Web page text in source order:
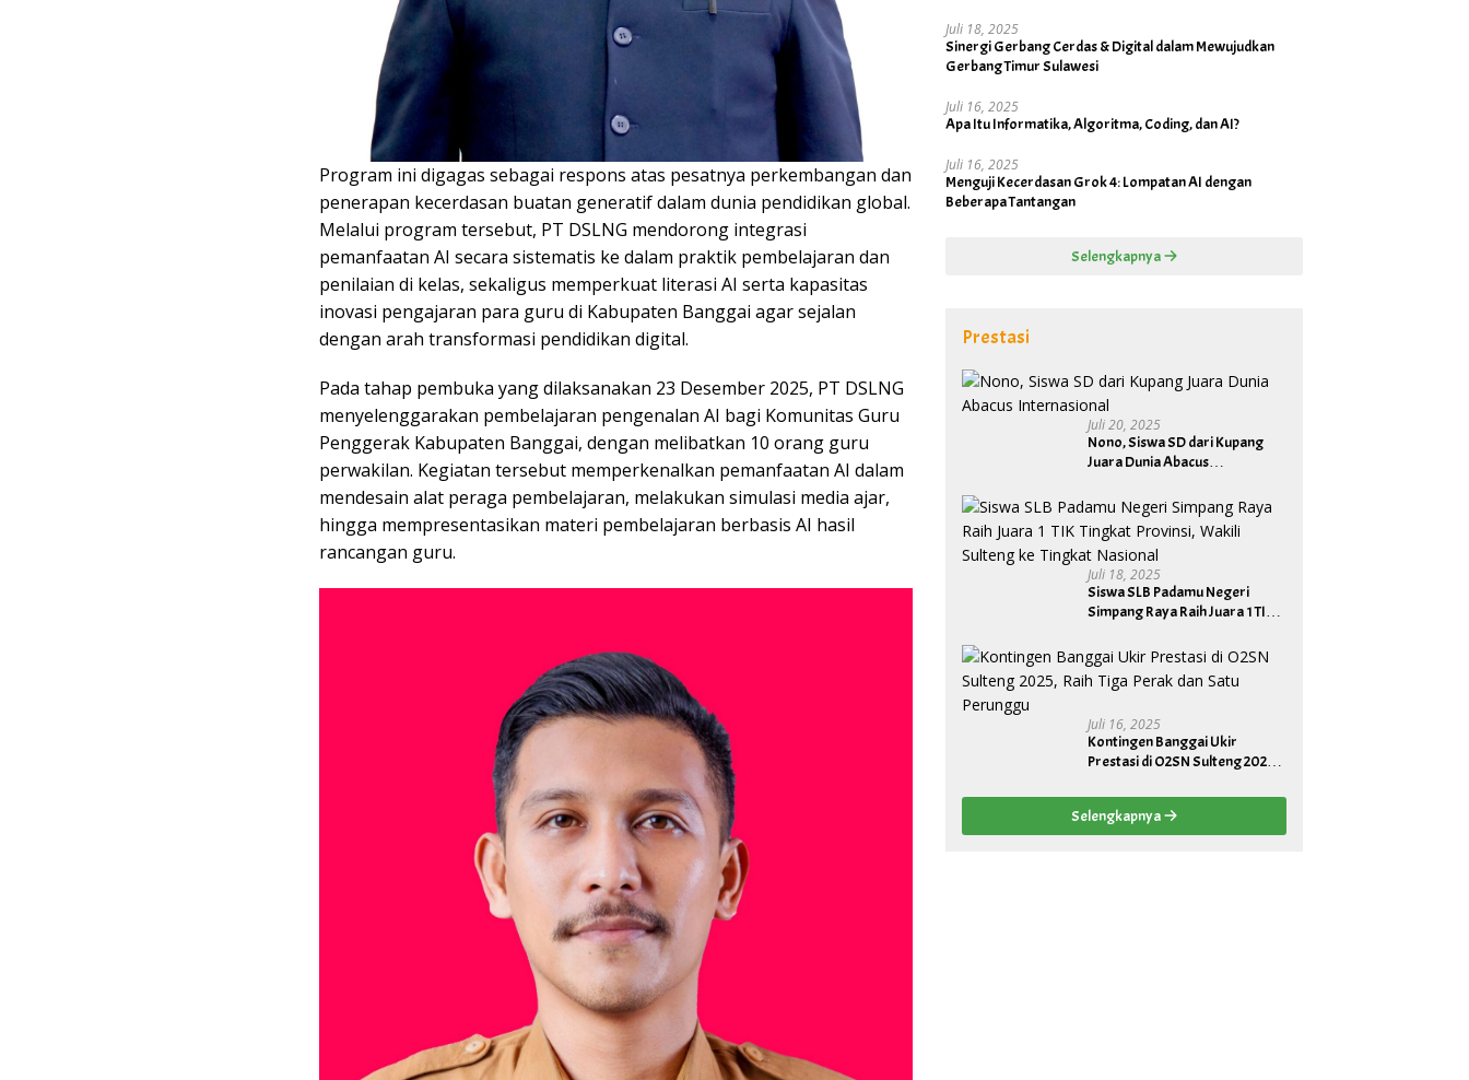
Program ini digagas sebagai respons atas pesatnya perkembangan dan
penerapan kecerdasan buatan generatif dalam dunia pendidikan global.
Melalui program tersebut, PT DSLNG mendorong integrasi
pemanfaatan AI secara sistematis ke dalam praktik pembelajaran dan
penilaian di kelas, sekaligus memperkuat literasi AI serta kapasitas
inovasi pengajaran para guru di Kabupaten Banggai agar sejalan
dengan arah transformasi pendidikan digital.
Pada tahap pembuka yang dilaksanakan 23 Desember 2025, PT DSLNG
menyelenggarakan pembelajaran pengenalan AI bagi Komunitas Guru
Penggerak Kabupaten Banggai, dengan melibatkan 10 orang guru
perwakilan. Kegiatan tersebut memperkenalkan pemanfaatan AI dalam
mendesain alat peraga pembelajaran, melakukan simulasi media ajar,
hingga mempresentasikan materi pembelajaran berbasis AI hasil
rancangan guru.
Juli 18, 2025
Sinergi Gerbang Cerdas & Digital dalam Mewujudkan
Gerbang Timur Sulawesi
Juli 16, 2025
Apa Itu Informatika, Algoritma, Coding, dan AI?
Juli 16, 2025
Menguji Kecerdasan Grok 4: Lompatan AI dengan
Beberapa Tantangan
Selengkapnya
Prestasi
Juli 20, 2025
Nono, Siswa SD dari Kupang
Juara Dunia Abacus
Juli 18, 2025
Siswa SLB Padamu Negeri
Simpang Raya Raih Juara 1 TIK
ke Tingkat Nasional
Juli 16, 2025
Kontingen Banggai Ukir
Prestasi di O2SN Sulteng 2025,
Perunggu
Selengkapnya